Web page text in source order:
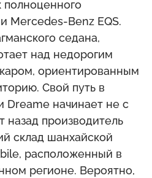
полноценного
Mercedes-Benz EQS.
седана,
над недорогим
ориентированным
Свой путь в
Dreame начинает не с
назад производитель
склад шанхайской
расположенный в
регионе. Вероятно,